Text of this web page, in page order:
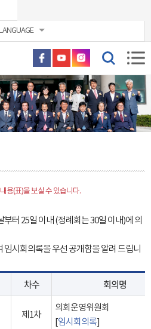
용(표)을 보실 수 있습니다.
터 25일 이내 (정례회는 30일 이내)에 의
시회의록을 우선 공개함을 알려 드립니
차수 회의명
제1차
의회운영위원회
[임시회의록]